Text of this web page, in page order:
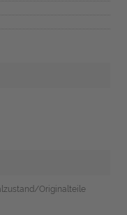
Originalteile